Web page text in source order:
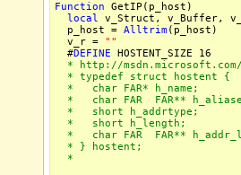
Function GetIP(p_host)
local v_Struct, v_Buffer,
p_host = Alltrim(p_host)
v_r = ""
#DEFINE HOSTENT_SIZE 16
* http://
* typedef struct hostent {
* char FAR* h_name;
* char FAR FAR**
* short h_addrtype;
* short h_length;
* char FAR FAR**
* } hostent;
*